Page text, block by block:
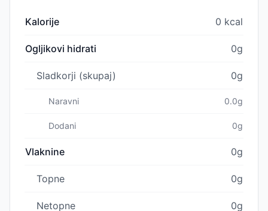
Kalorije 0 kcal
Ogljikovi hidrati 0g
Sladkorji (skupaj) 0g
Naravni 0.0g
Dodani 0g
Vlaknine 0g
Topne 0g
Netopne 0g